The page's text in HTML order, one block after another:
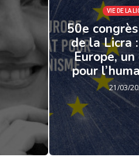
VIE DE LA
50e
de la Licra
Europe,
pour
21/03/